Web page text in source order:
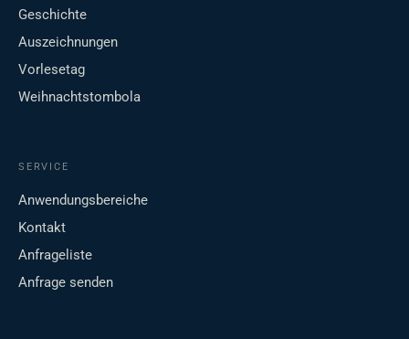
Geschichte
Auszeichnungen
Vorlesetag
Weihnachtstombola
SERVICE
Anwendungsbereiche
Kontakt
Anfrageliste
Anfrage senden